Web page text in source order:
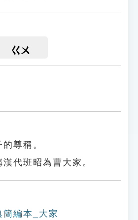
ㄍㄨ
尊稱。
漢代班昭為曹大家。
簡編本_大家